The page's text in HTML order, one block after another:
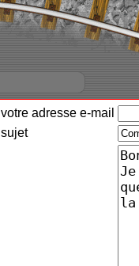
votre adresse e-mail
sujet